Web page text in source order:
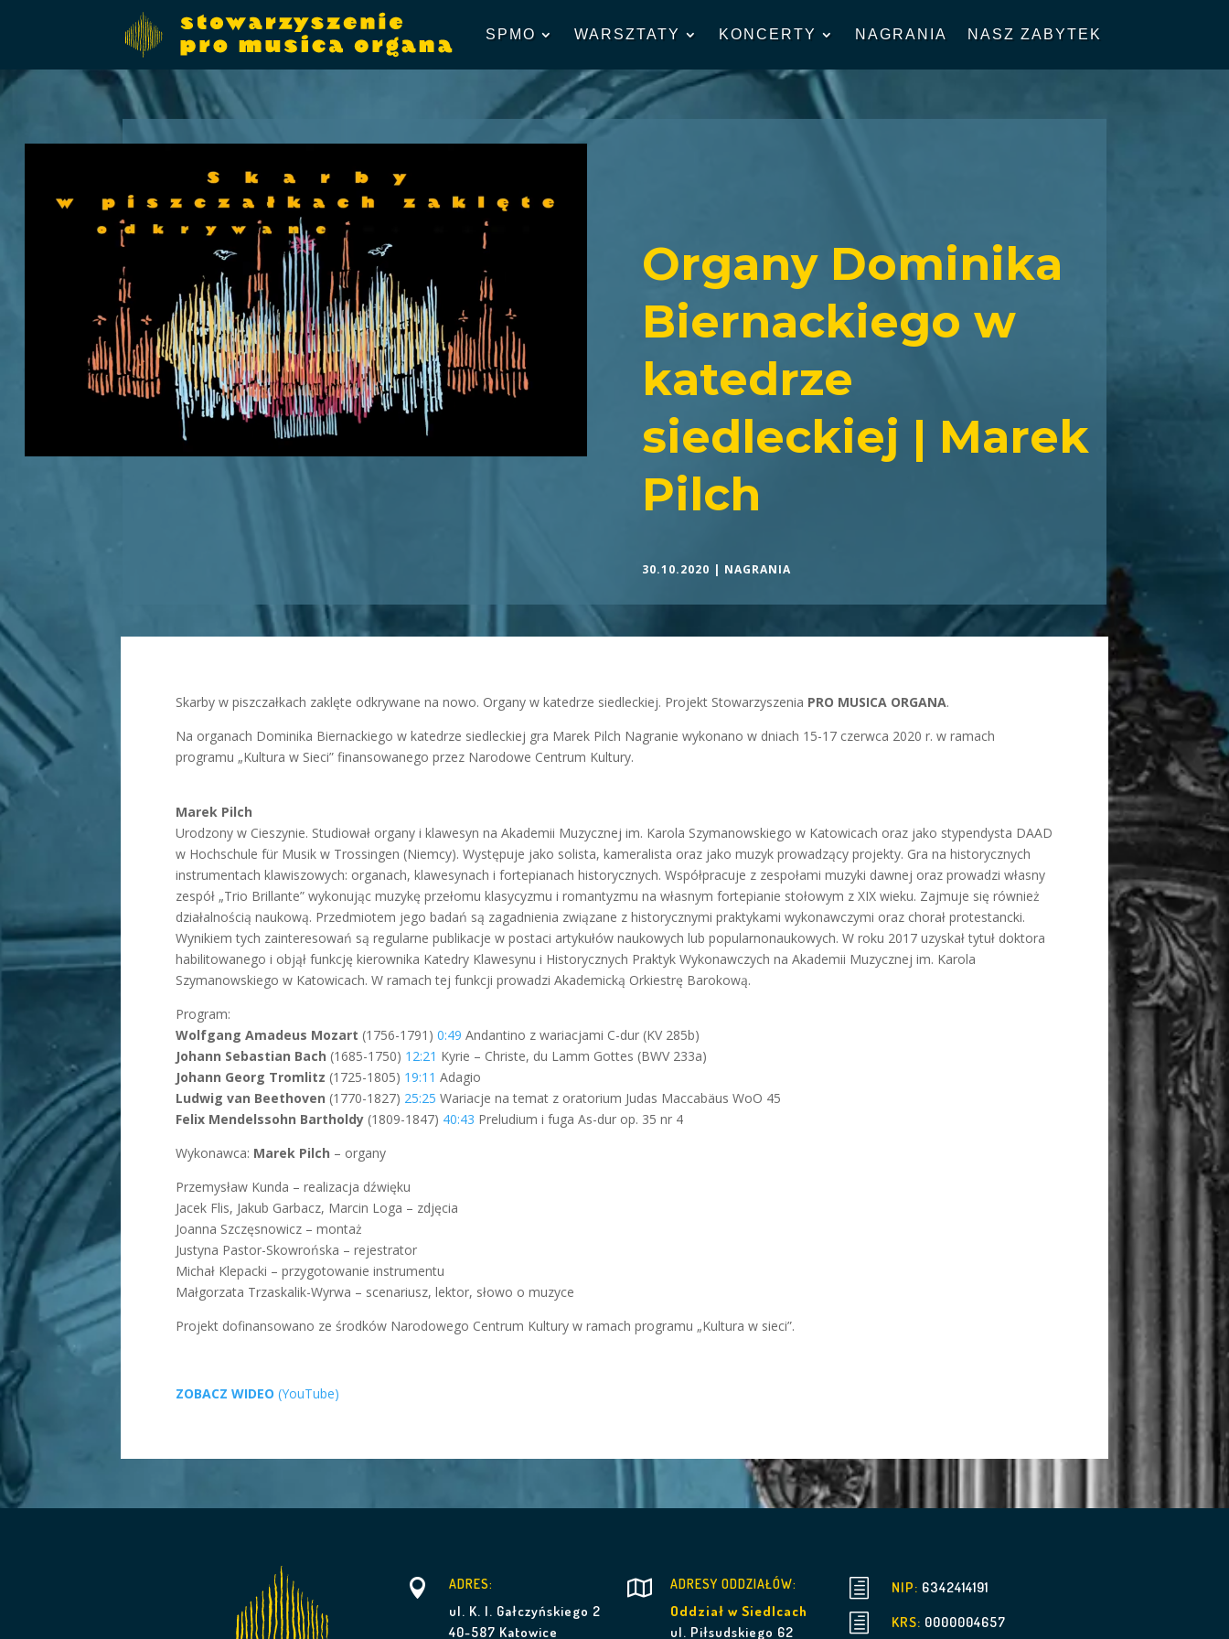
SPMO WARSZTATY KONCERTY NAGRANIA NASZ ZABYTEK
Organy Dominika
Biernackiego w
katedrze
siedleckiej | Marek
Pilch
30.10.2020 | NAGRANIA
Skarby w piszczałkach zaklęte odkrywane na nowo. Organy w katedrze siedleckiej. Projekt Stowarzyszenia PRO MUSICA ORGANA.
Na organach Dominika Biernackiego w katedrze siedleckiej gra Marek Pilch Nagranie wykonano w dniach 15-17 czerwca 2020 r. w ramach
programu „Kultura w Sieci” finansowanego przez Narodowe Centrum Kultury.
Marek Pilch
Urodzony w Cieszynie. Studiował organy i klawesyn na Akademii Muzycznej im. Karola Szymanowskiego w Katowicach oraz jako stypendysta DAAD
w Hochschule für Musik w Trossingen (Niemcy). Występuje jako solista, kameralista oraz jako muzyk prowadzący projekty. Gra na historycznych
instrumentach klawiszowych: organach, klawesynach i fortepianach historycznych. Współpracuje z zespołami muzyki dawnej oraz prowadzi własny
zespół „Trio Brillante” wykonując muzykę przełomu klasycyzmu i romantyzmu na własnym fortepianie stołowym z XIX wieku. Zajmuje się również
działalnością naukową. Przedmiotem jego badań są zagadnienia związane z historycznymi praktykami wykonawczymi oraz chorał protestancki.
Wynikiem tych zainteresowań są regularne publikacje w postaci artykułów naukowych lub popularnonaukowych. W roku 2017 uzyskał tytuł doktora
habilitowanego i objął funkcję kierownika Katedry Klawesynu i Historycznych Praktyk Wykonawczych na Akademii Muzycznej im. Karola
Szymanowskiego w Katowicach. W ramach tej funkcji prowadzi Akademicką Orkiestrę Barokową.
Program:
Wolfgang Amadeus Mozart (1756-1791) 0:49 Andantino z wariacjami C-dur (KV 285b)
Johann Sebastian Bach (1685-1750) 12:21 Kyrie – Christe, du Lamm Gottes (BWV 233a)
Johann Georg Tromlitz (1725-1805) 19:11 Adagio
Ludwig van Beethoven (1770-1827) 25:25 Wariacje na temat z oratorium Judas Maccabäus WoO 45
Felix Mendelssohn Bartholdy (1809-1847) 40:43 Preludium i fuga As-dur op. 35 nr 4
Wykonawca: Marek Pilch – organy
Przemysław Kunda – realizacja dźwięku
Jacek Flis, Jakub Garbacz, Marcin Loga – zdjęcia
Joanna Szczęsnowicz – montaż
Justyna Pastor-Skowrońska – rejestrator
Michał Klepacki – przygotowanie instrumentu
Małgorzata Trzaskalik-Wyrwa – scenariusz, lektor, słowo o muzyce
Projekt dofinansowano ze środków Narodowego Centrum Kultury w ramach programu „Kultura w sieci”.
ZOBACZ WIDEO (YouTube)
 ADRES:
ul. K. I. Gałczyńskiego 2
40-587 Katowice
 ADRESY ODDZIAŁÓW:
Oddział w Siedlcach
ul. Piłsudskiego 62
h NIP: 6342414191
h KRS: 0000004657